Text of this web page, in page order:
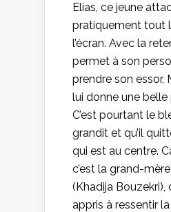
Elias, ce jeune
pratiquement tout
l’écran. Avec la
permet à son
prendre son essor,
lui donne une belle
C’est pourtant le
grandit et qu’il
qui est au centre.
c’est la grand-mère
(Khadija Bouzekri),
appris à ressentir